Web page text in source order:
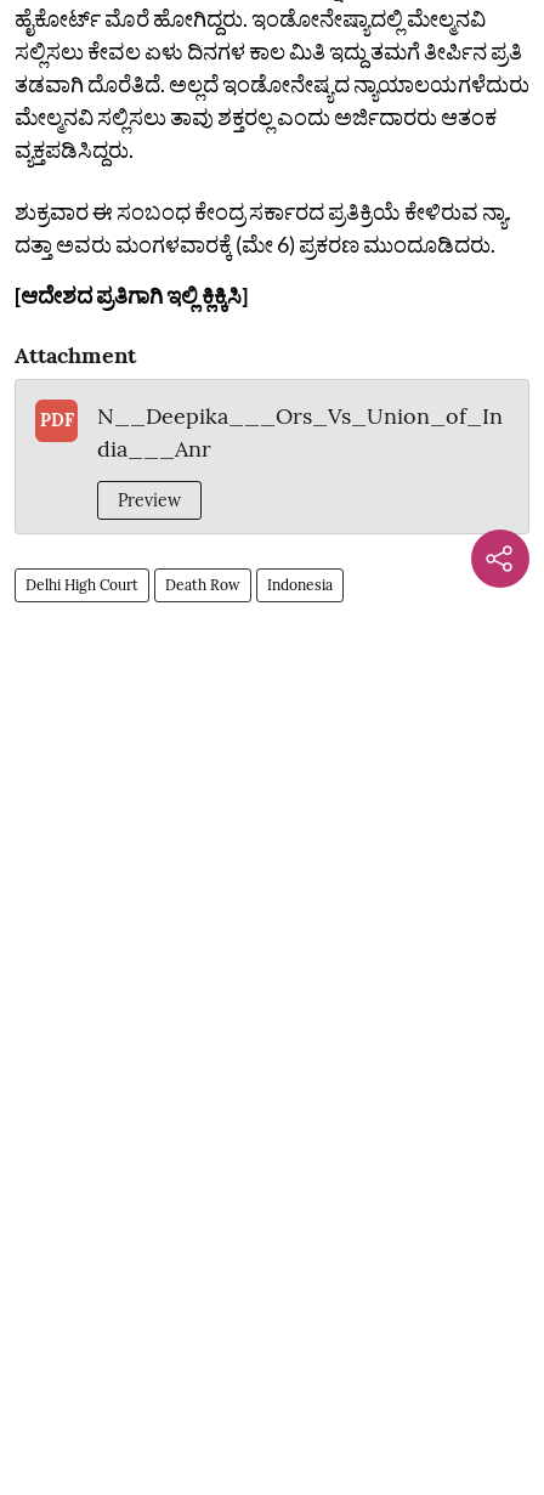
ಹೈಕೋರ್ಟ್‌ ಮೊರೆ ಹೋಗಿದ್ದರು. ಇಂಡೋನೇಷ್ಯಾದಲ್ಲಿ ಮೇಲ್ಮನವಿ
ಸಲ್ಲಿಸಲು ಕೇವಲ ಏಳು ದಿನಗಳ ಕಾಲ ಮಿತಿ ಇದ್ದು ತಮಗೆ ತೀರ್ಪಿನ ಪ್ರತಿ
ತಡವಾಗಿ ದೊರೆತಿದೆ. ಅಲ್ಲದೆ ಇಂಡೋನೇಷ್ಯದ ನ್ಯಾಯಾಲಯಗಳೆದುರು
ಮೇಲ್ಮನವಿ ಸಲ್ಲಿಸಲು ತಾವು ಶಕ್ತರಲ್ಲ ಎಂದು ಅರ್ಜಿದಾರರು ಆತಂಕ
ವ್ಯಕ್ತಪಡಿಸಿದ್ದರು.
ಶುಕ್ರವಾರ ಈ ಸಂಬಂಧ ಕೇಂದ್ರ ಸರ್ಕಾರದ ಪ್ರತಿಕ್ರಿಯೆ ಕೇಳಿರುವ ನ್ಯಾ.
ದತ್ತಾ ಅವರು ಮಂಗಳವಾರಕ್ಕೆ (ಮೇ 6) ಪ್ರಕರಣ ಮುಂದೂಡಿದರು.
[ಆದೇಶದ ಪ್ರತಿಗಾಗಿ ಇಲ್ಲಿ ಕ್ಲಿಕ್ಕಿಸಿ]
Attachment
PDF
N__Deepika___Ors_Vs_Union_of_In
dia___Anr
Preview
Delhi High Court Death Row Indonesia